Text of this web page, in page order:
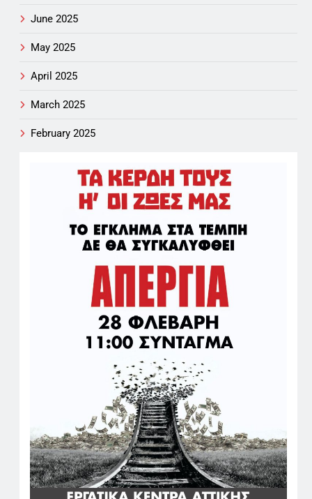
June 2025
May 2025
April 2025
March 2025
February 2025